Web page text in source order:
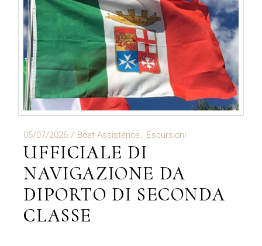
05/07/2026 Boat Assistence Escursioni
UFFICIALE DI
NAVIGAZIONE DA
DIPORTO DI SECONDA
CLASSE